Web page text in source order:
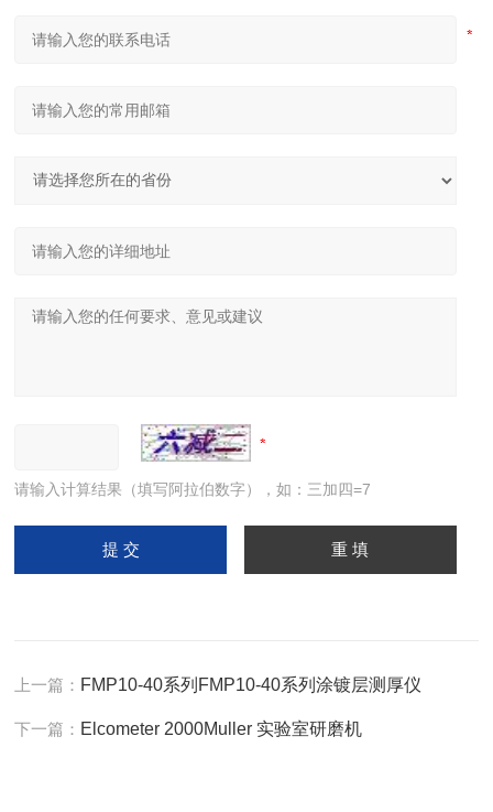
请输入计算结果（填写阿拉伯数字），如：三加四=7
上一篇： FMP10-40系列FMP10-40系列涂镀层测厚仪
下一篇： Elcometer 2000Muller 实验室研磨机